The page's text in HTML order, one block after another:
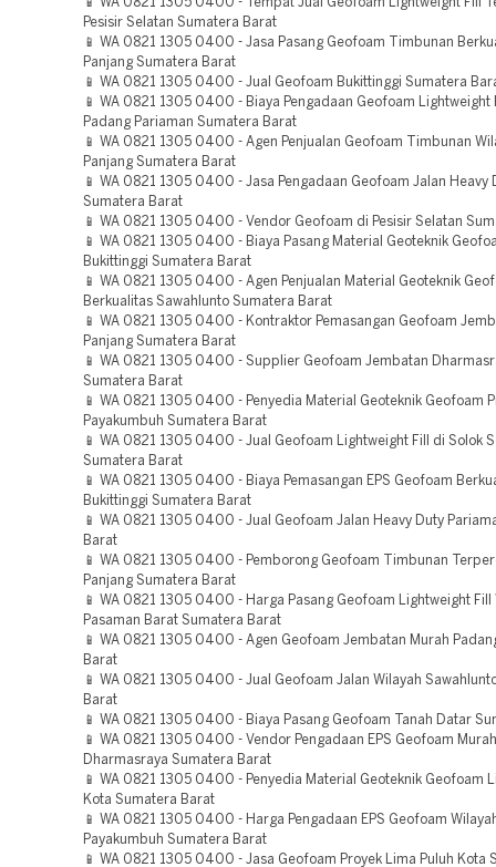
📱 WA 0821 1305 0400 - Tempat Jual Geofoam Lightweight Fill
Pesisir Selatan Sumatera Barat
📱 WA 0821 1305 0400 - Jasa Pasang Geofoam Timbunan
Panjang Sumatera Barat
📱 WA 0821 1305 0400 - Jual Geofoam Bukittinggi Sumatera
📱 WA 0821 1305 0400 - Biaya Pengadaan Geofoam Lightweight
Padang Pariaman Sumatera Barat
📱 WA 0821 1305 0400 - Agen Penjualan Geofoam Timbunan
Panjang Sumatera Barat
📱 WA 0821 1305 0400 - Jasa Pengadaan Geofoam Jalan Heavy
Sumatera Barat
📱 WA 0821 1305 0400 - Vendor Geofoam di Pesisir Selatan
📱 WA 0821 1305 0400 - Biaya Pasang Material Geoteknik
Bukittinggi Sumatera Barat
📱 WA 0821 1305 0400 - Agen Penjualan Material Geoteknik
Berkualitas Sawahlunto Sumatera Barat
📱 WA 0821 1305 0400 - Kontraktor Pemasangan Geofoam
Panjang Sumatera Barat
📱 WA 0821 1305 0400 - Supplier Geofoam Jembatan
Sumatera Barat
📱 WA 0821 1305 0400 - Penyedia Material Geoteknik Geofoam
Payakumbuh Sumatera Barat
📱 WA 0821 1305 0400 - Jual Geofoam Lightweight Fill di Solok
Sumatera Barat
📱 WA 0821 1305 0400 - Biaya Pemasangan EPS Geofoam
Bukittinggi Sumatera Barat
📱 WA 0821 1305 0400 - Jual Geofoam Jalan Heavy Duty
Barat
📱 WA 0821 1305 0400 - Pemborong Geofoam Timbunan
Panjang Sumatera Barat
📱 WA 0821 1305 0400 - Harga Pasang Geofoam Lightweight Fill
Pasaman Barat Sumatera Barat
📱 WA 0821 1305 0400 - Agen Geofoam Jembatan Murah
Barat
📱 WA 0821 1305 0400 - Jual Geofoam Jalan Wilayah
Barat
📱 WA 0821 1305 0400 - Biaya Pasang Geofoam Tanah Datar
📱 WA 0821 1305 0400 - Vendor Pengadaan EPS Geofoam Murah
Dharmasraya Sumatera Barat
📱 WA 0821 1305 0400 - Penyedia Material Geoteknik Geofoam
Kota Sumatera Barat
📱 WA 0821 1305 0400 - Harga Pengadaan EPS Geofoam
Payakumbuh Sumatera Barat
📱 WA 0821 1305 0400 - Jasa Geofoam Proyek Lima Puluh Kota